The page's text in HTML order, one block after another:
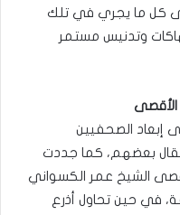
كل ما يجري في تلك
وتدنيس مستمر
الأقصى
إبعاد الصحفيين
بعضهم، كما جددت
الشيخ عمر الكسواني
في حين تحاول أذرع